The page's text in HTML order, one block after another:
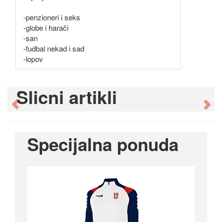
-penzioneri i seks
-globe i harači
-san
-fudbal nekad i sad
-lopov
Slicni artikli
Previous
Specijalna ponuda